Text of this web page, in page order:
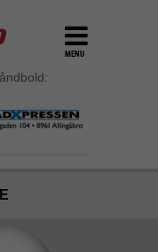
MENU